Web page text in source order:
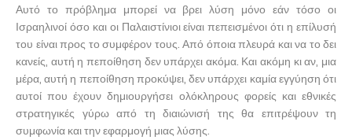
Αυτό το πρόβλημα μπορεί να βρει λύση μόνο εάν τόσο οι
Ισραηλινοί όσο και οι Παλαιστίνιοι είναι πεπεισμένοι ότι η επίλυσή
του είναι προς το συμφέρον τους. Από όποια πλευρά και να το δει
κανείς, αυτή η πεποίθηση δεν υπάρχει ακόμα. Και ακόμη κι αν, μια
μέρα, αυτή η πεποίθηση προκύψει, δεν υπάρχει καμία εγγύηση ότι
αυτοί που έχουν δημιουργήσει ολόκληρους φορείς και εθνικές
στρατηγικές γύρω από τη διαιώνισή της θα επιτρέψουν τη
συμφωνία και την εφαρμογή μιας λύσης.